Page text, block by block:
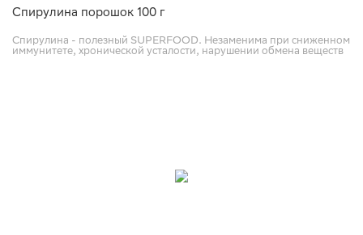
Спирулина порошок 100 г
Спирулина - полезный SUPERFOOD. Незаменима при сниженном
иммунитете, хронической усталости, нарушении обмена веществ